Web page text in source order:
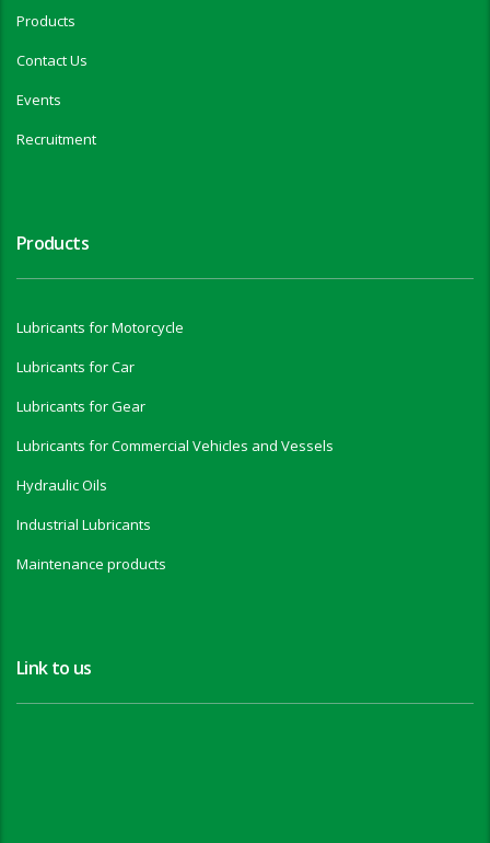
Products
Contact Us
Events
Recruitment
Products
Lubricants for Motorcycle
Lubricants for Car
Lubricants for Gear
Lubricants for Commercial Vehicles and Vessels
Hydraulic Oils
Industrial Lubricants
Maintenance products
Link to us